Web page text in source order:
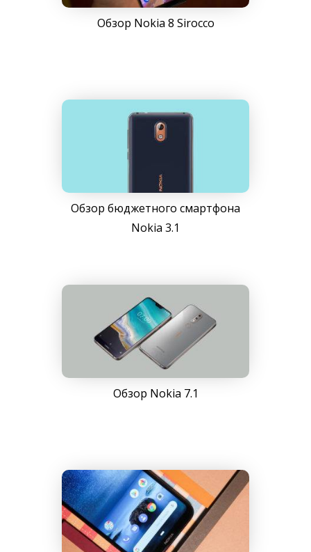
Обзор Nokia 8 Sirocco
Обзор бюджетного смартфона
Nokia 3.1
Обзор Nokia 7.1